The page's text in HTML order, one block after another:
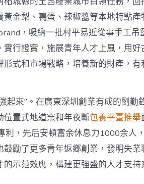
金梨、鴨蛋、辣椒醬等本地特點產
，吸納一批村平易近從事手工吊
行證實，施展青年人才上風，用好
式和市場戰略，培養新的財產，有
起來”。在廣東深圳創業有成的劉勤
置式地道窯和年夜斷包養平臺推舉
利，先后安頓富余休息力1000余人
勵了更多青年返鄉創業，發明失業
示范效應，構建更強盛的人才支持